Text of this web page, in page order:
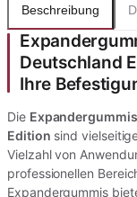
Beschreibung
Deutschland
Ihre
Die
Edition sind
Vielzahl von
professionellen
Expandergummis